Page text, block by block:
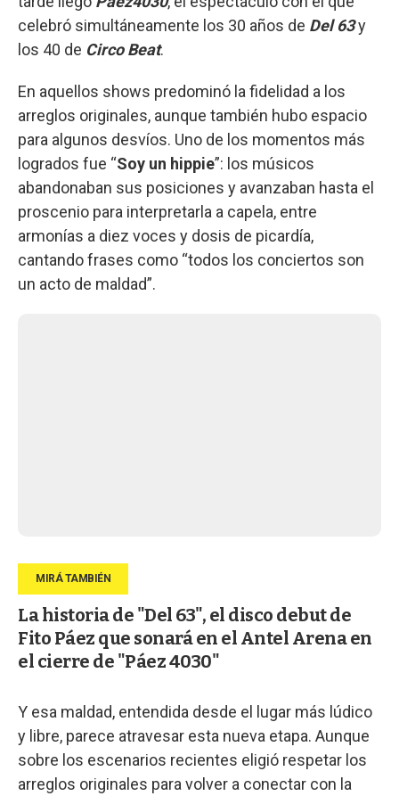
celebró simultáneamente los 30 años de Del 63y
los 40 de Circo Beat.
En aquellos shows predominó la fidelidad a los
arreglos originales, aunque también hubo espacio
para algunos desvíos. Uno de los momentos más
logrados fue “Soy un hippie”: los músicos
abandonaban sus posiciones y avanzaban hasta el
proscenio para interpretarla a capela, entre
armonías a diez voces y dosis de picardía,
cantando frases como “todos los conciertos son
un acto de maldad”.
La historia de "Del 63", el disco debut de
Fito Páez que sonará en el Antel Arena en
el cierre de "Páez 4030"
Y esa maldad, entendida desde el lugar más lúdico
y libre, parece atravesar esta nueva etapa. Aunque
sobre los escenarios recientes eligió respetar los
arreglos originales para volver a conectar con la